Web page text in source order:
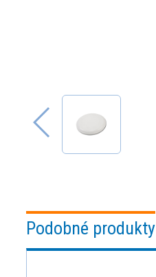
Podobné produkty